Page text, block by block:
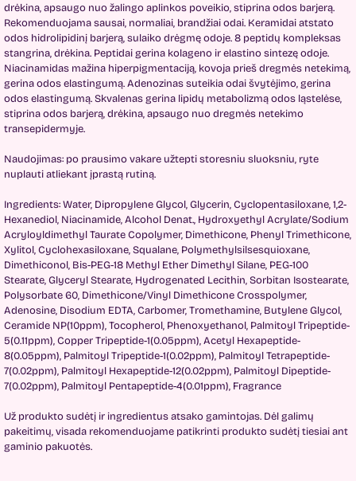
drėkina, apsaugo nuo žalingo aplinkos poveikio, stiprina odos barjerą.
Rekomenduojama sausai, normaliai, brandžiai odai. Keramidai atstato
odos hidrolipidinį barjerą, sulaiko drėgmę odoje. 8 peptidų kompleksas
stangrina, drėkina. Peptidai gerina kolageno ir elastino sintezę odoje.
Niacinamidas mažina hiperpigmentaciją, kovoja prieš dregmės netekimą,
gerina odos elastingumą. Adenozinas suteikia odai švytėjimo, gerina
odos elastingumą. Skvalenas gerina lipidų metabolizmą odos ląstelėse,
stiprina odos barjerą, drėkina, apsaugo nuo dregmės netekimo
transepidermyje.
Naudojimas: po prausimo vakare užtepti storesniu sluoksniu, ryte
nuplauti atliekant įprastą rutiną.
Ingredients: Water, Dipropylene Glycol, Glycerin, Cyclopentasiloxane, 1,2-
Hexanediol, Niacinamide, Alcohol Denat., Hydroxyethyl Acrylate/Sodium
Acryloyldimethyl Taurate Copolymer, Dimethicone, Phenyl Trimethicone,
Xylitol, Cyclohexasiloxane, Squalane, Polymethylsilsesquioxane,
Dimethiconol, Bis-PEG-18 Methyl Ether Dimethyl Silane, PEG-100
Stearate, Glyceryl Stearate, Hydrogenated Lecithin, Sorbitan Isostearate,
Polysorbate 60, Dimethicone/Vinyl Dimethicone Crosspolymer,
Adenosine, Disodium EDTA, Carbomer, Tromethaminе, Butylene Glycol,
Ceramide NP(10ppm), Tocopherol, Phenoxyethanol, Palmitoyl Tripeptide-
5(0.11ppm), Copper Tripeptide-1(0.05ppm), Acetyl Hexapeptide-
8(0.05ppm), Palmitoyl Tripeptide-1(0.02ppm), Palmitoyl Tetrapeptide-
7(0.02ppm), Palmitoyl Hexapeptide-12(0.02ppm), Palmitoyl Dipeptide-
7(0.02ppm), Palmitoyl Pentapeptide-4(0.01ppm), Fragrance
Už produkto sudėtį ir ingredientus atsako gamintojas. Dėl galimų
pakeitimų, visada rekomenduojame patikrinti produkto sudėtį tiesiai ant
gaminio pakuotės.